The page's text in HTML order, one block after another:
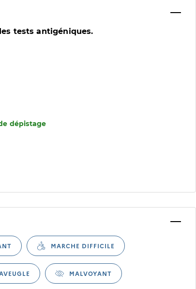
tests antigéniques.
dépistage
les informations d'accessibilité associées
MARCHE DIFFICILE
MALVOYANT